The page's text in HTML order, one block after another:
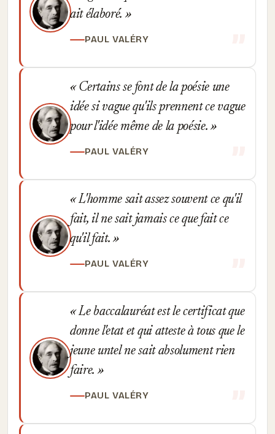
ait élaboré.
PAUL VALÉRY
Certains se font de la poésie une
idée si vague qu'ils prennent ce vague
pour l'idée même de la poésie.
PAUL VALÉRY
L'homme sait assez souvent ce qu'il
fait, il ne sait jamais ce que fait ce
qu'il fait.
PAUL VALÉRY
Le baccalauréat est le certificat que
donne l'etat et qui atteste à tous que le
jeune untel ne sait absolument rien
faire.
PAUL VALÉRY